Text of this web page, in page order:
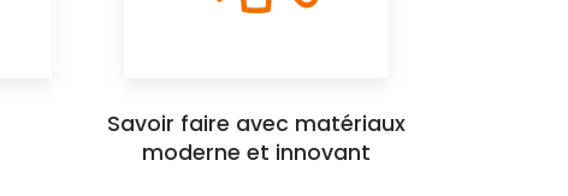
Savoir faire avec matériaux
moderne et innovant